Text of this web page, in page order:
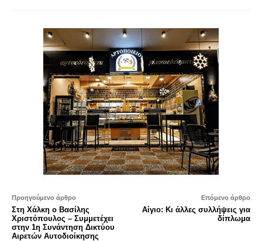
Προηγούμενο άρθρο
Στη Χάλκη ο Βασίλης
Χριστόπουλος – Συμμετέχει
στην 1η Συνάντηση Δικτύου
Αιρετών Αυτοδιοίκησης
Επόμενο άρθρο
Αίγιο: Κι άλλες συλλήψεις για
δίπλωμα